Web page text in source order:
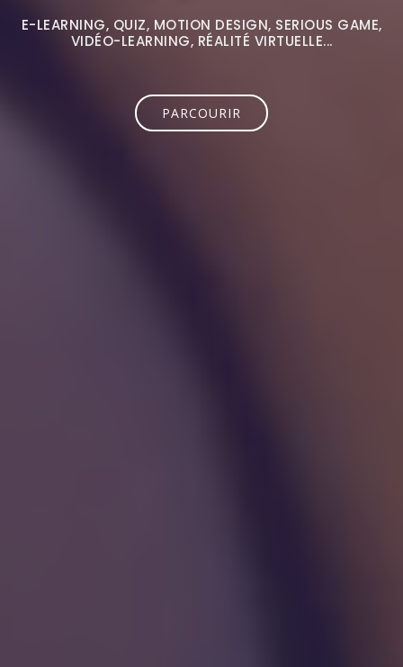
E-LEARNING, QUIZ, MOTION DESIGN, SERIOUS GAME,
VIDÉO-LEARNING, RÉALITÉ VIRTUELLE...
PARCOURIR